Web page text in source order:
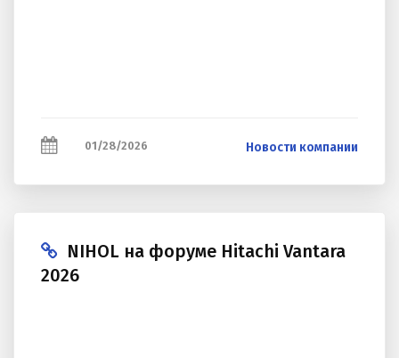
01/28/2026 Новости компании
NIHOL на форуме Hitachi Vantara
2026